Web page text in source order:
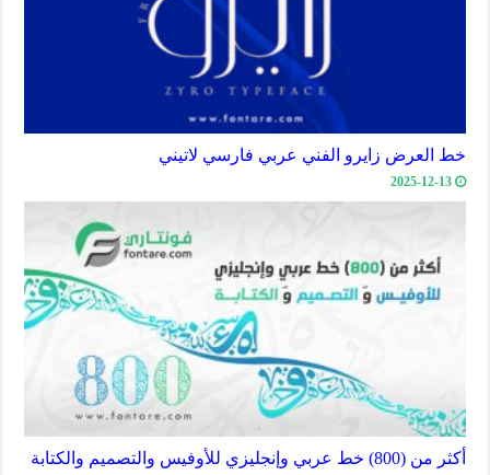
خط العرض زايرو الفني عربي فارسي لاتيني
2025-12-13
أكثر من (800) خط عربي وإنجليزي للأوفيس والتصميم والكتابة